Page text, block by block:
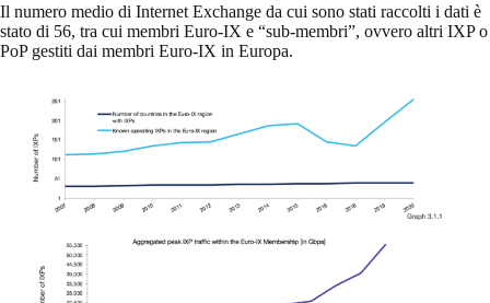
Il numero medio di Internet Exchange da cui sono stati raccolti i dati è
stato di 56, tra cui membri Euro-IX e “sub-membri”, ovvero altri IXP o
PoP gestiti dai membri Euro-IX in Europa.